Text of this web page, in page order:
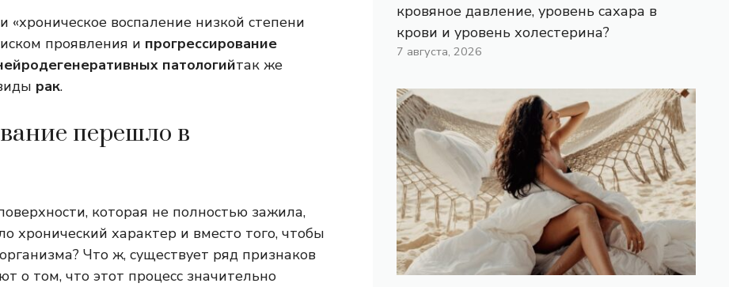
«хроническое воспаление низкой степени
проявления и прогрессирование
патологийтак же
рак.
перешло в
которая не полностью зажила,
хронический характер и вместо того, чтобы
Что ж, существует ряд признаков
о том, что этот процесс значительно
кровяное давление, уровень сахара в
крови и уровень холестерина?
7 августа, 2026